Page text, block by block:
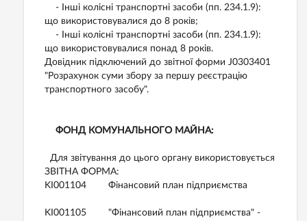
- Інші колісні транспортні засоби (пп. 234.1.9):
що використовувалися до 8 років;
- Інші колісні транспортні засоби (пп. 234.1.9):
що використовувалися понад 8 років.
Довідник підключений до звітної форми J0303401
"Розрахунок суми збору за першу реєстрацію
транспортного засобу".
ФОНД КОМУНАЛЬНОГО МАЙНА:
Для звітування до цього органу використовується
ЗВІТНА ФОРМА:
KI001104 Фінансовий план підприємства
KI001105 "Фінансовий план підприємства" -